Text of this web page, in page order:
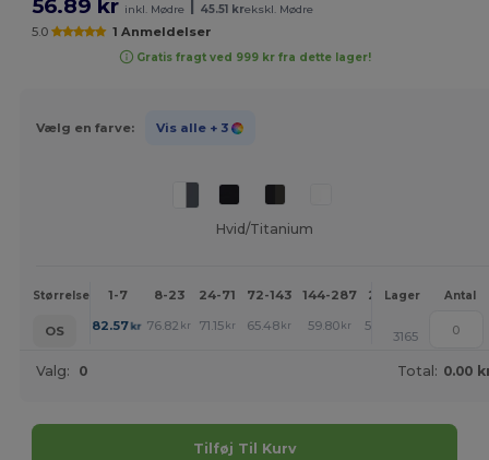
56.89 kr inkl. Mødre 45.51 krekskl. Mødre
5.0 1 Anmeldelser
Gratis fragt ved 999 kr fra dette lager!
Vælg en farve: Vis alle + 3
Hvid/Titanium
Størrelse 1-7 8-23 24-71 72-143 144-287 288 + Mere
Lager Antal
OS 82.57kr 76.82 kr 71.15 kr 65.48 kr 59.80 kr 56.89
3165
Valg: 0 Total: 0.00
Tilføj Til Kurv